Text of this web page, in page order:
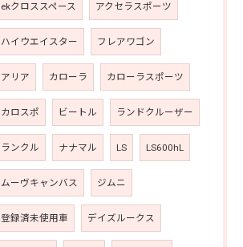
ekクロススペース アクセラスポーツ
ハイウエイスター フレアワゴン
アリア カローラ カローラスポーツ
カロスポ ビートル ランドクルーザー
ランクル ナナマル LS LS600hL
ムーヴキャンバス ジムニ
登録済未使用車 デイズルークス